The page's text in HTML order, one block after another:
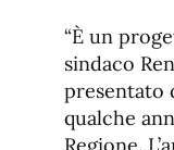
“È un
sindaco
presentato
qualche